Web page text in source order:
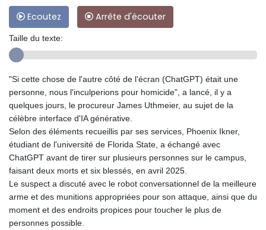
Ecoutez Arrête d'écouter
Taille du texte:
"Si cette chose de l'autre côté de l'écran (ChatGPT) était une
personne, nous l'inculperions pour homicide", a lancé, il y a
quelques jours, le procureur James Uthmeier, au sujet de la
célèbre interface d'IA générative.
Selon des éléments recueillis par ses services, Phoenix Ikner,
étudiant de l'université de Florida State, a échangé avec
ChatGPT avant de tirer sur plusieurs personnes sur le campus,
faisant deux morts et six blessés, en avril 2025.
Le suspect a discuté avec le robot conversationnel de la meilleure
arme et des munitions appropriées pour son attaque, ainsi que du
moment et des endroits propices pour toucher le plus de
personnes possible.